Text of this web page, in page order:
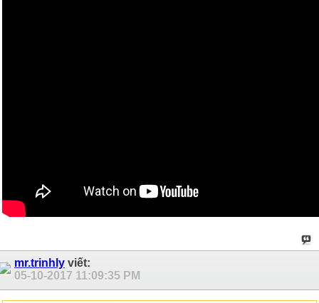
mr.trinhly viết:
05-10-2017 11:09:35 PM